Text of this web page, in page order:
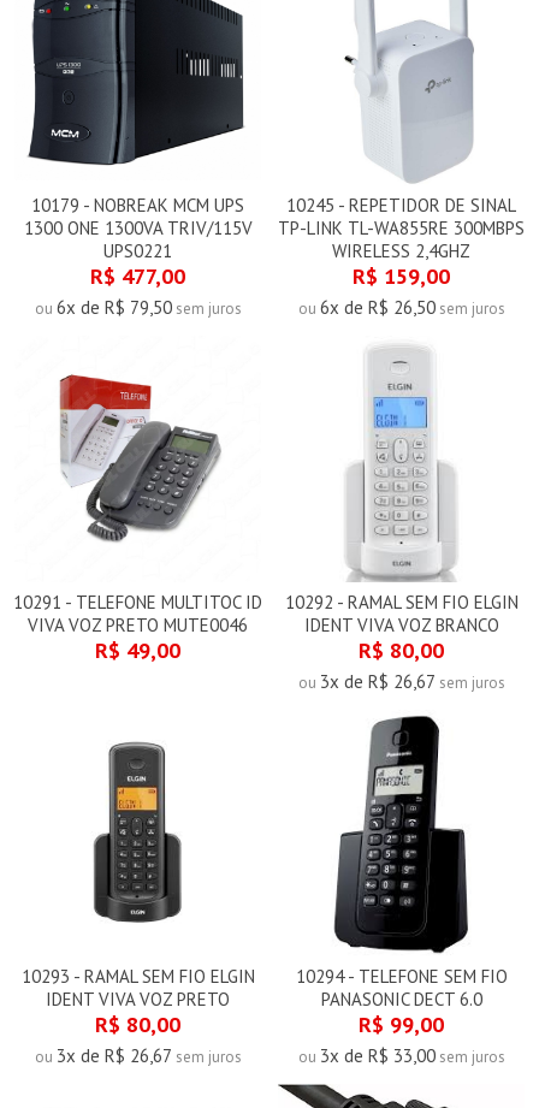
10179 - NOBREAK MCM UPS
1300 ONE 1300VA TRIV/115V
UPS0221
R$ 477,00
ou 6x de R$ 79,50sem juros
10245 - REPETIDOR DE SINAL
TP-LINK TL-WA855RE 300MBPS
WIRELESS 2,4GHZ
R$ 159,00
ou 6x de R$ 26,50sem juros
10291 - TELEFONE MULTITOC ID
VIVA VOZ PRETO MUTE0046
R$ 49,00
10292 - RAMAL SEM FIO ELGIN
IDENT VIVA VOZ BRANCO
R$ 80,00
ou 3x de R$ 26,67 sem juros
10293 - RAMAL SEM FIO ELGIN
IDENT VIVA VOZ PRETO
R$ 80,00
ou 3x de R$ 26,67 sem juros
10294 - TELEFONE SEM FIO
PANASONIC DECT 6.0
R$ 99,00
ou 3x de R$ 33,00sem juros